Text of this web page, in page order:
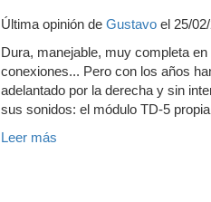
Última opinión de Gustavo el 25/
Dura, manejable, muy completa
conexiones... Pero con los años
adelantado por la derecha y sin
sus sonidos: el módulo TD-5
Leer más